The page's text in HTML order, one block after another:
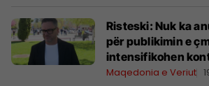
Risteski: Nuk ka
për publikimin e
intensifikohen
Maqedonia e Veriut